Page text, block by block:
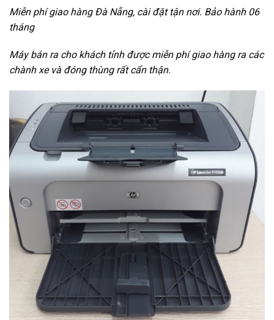
Miễn phí giao hàng Đà Nẵng, cài đặt tận nơi. Bảo hành 06
tháng
Máy bán ra cho khách tỉnh được miễn phí giao hàng ra các
chành xe và đóng thùng rất cẩn thận.